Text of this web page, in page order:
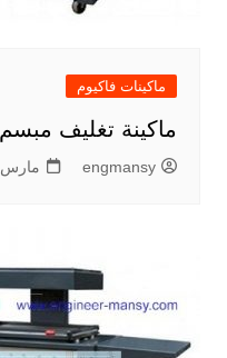
ماكينات فاكيوم
ماكينة تغليف مبسم
engmansy مارس 31, 2020